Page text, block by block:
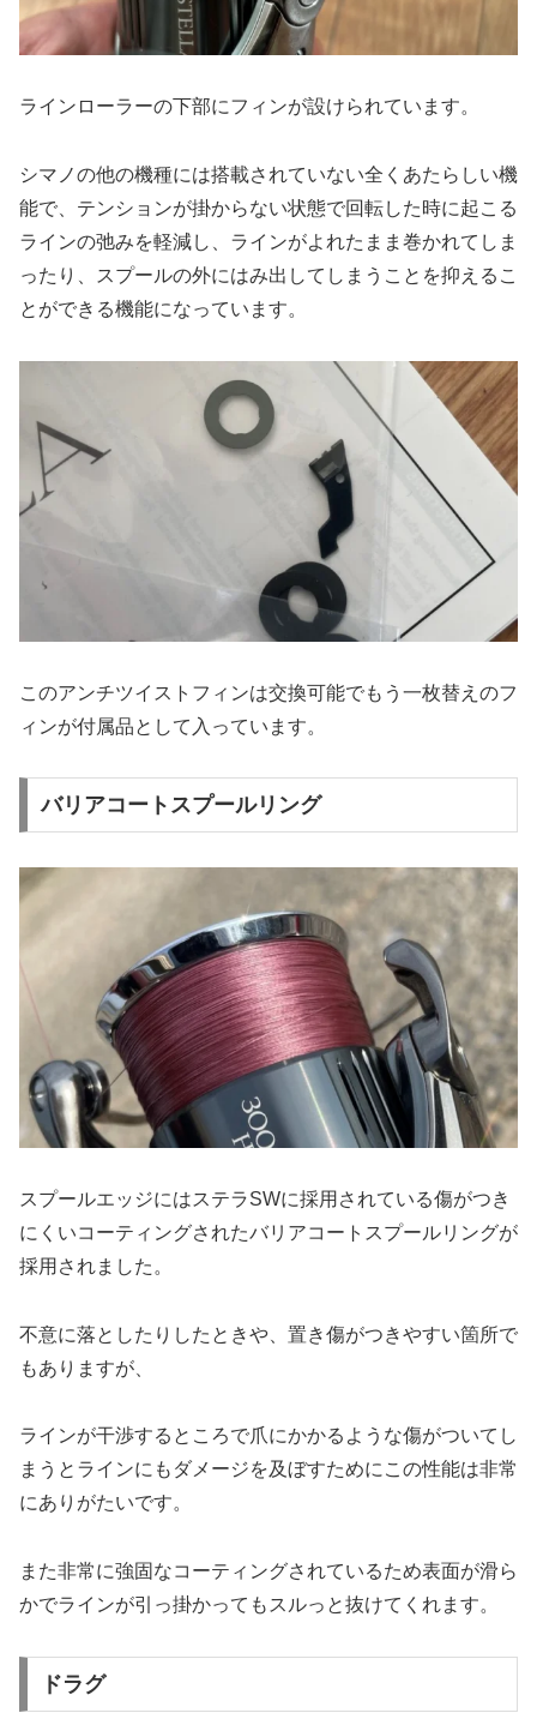
ラインローラーの下部にフィンが設けられています。
シマノの他の機種には搭載されていない全くあたらしい機
能で、テンションが掛からない状態で回転した時に起こる
ラインの弛みを軽減し、ラインがよれたまま巻かれてしま
ったり、スプールの外にはみ出してしまうことを抑えるこ
とができる機能になっています。
このアンチツイストフィンは交換可能でもう一枚替えのフ
ィンが付属品として入っています。
バリアコートスプールリング
スプールエッジにはステラSWに採用されている傷がつき
にくいコーティングされたバリアコートスプールリングが
採用されました。
不意に落としたりしたときや、置き傷がつきやすい箇所で
もありますが、
ラインが干渉するところで爪にかかるような傷がついてし
まうとラインにもダメージを及ぼすためにこの性能は非常
にありがたいです。
また非常に強固なコーティングされているため表面が滑ら
かでラインが引っ掛かってもスルっと抜けてくれます。
ドラグ